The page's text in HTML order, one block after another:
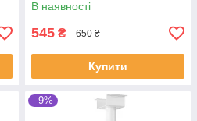
В наявності
545 ₴ 650 ₴
Купити
–9%